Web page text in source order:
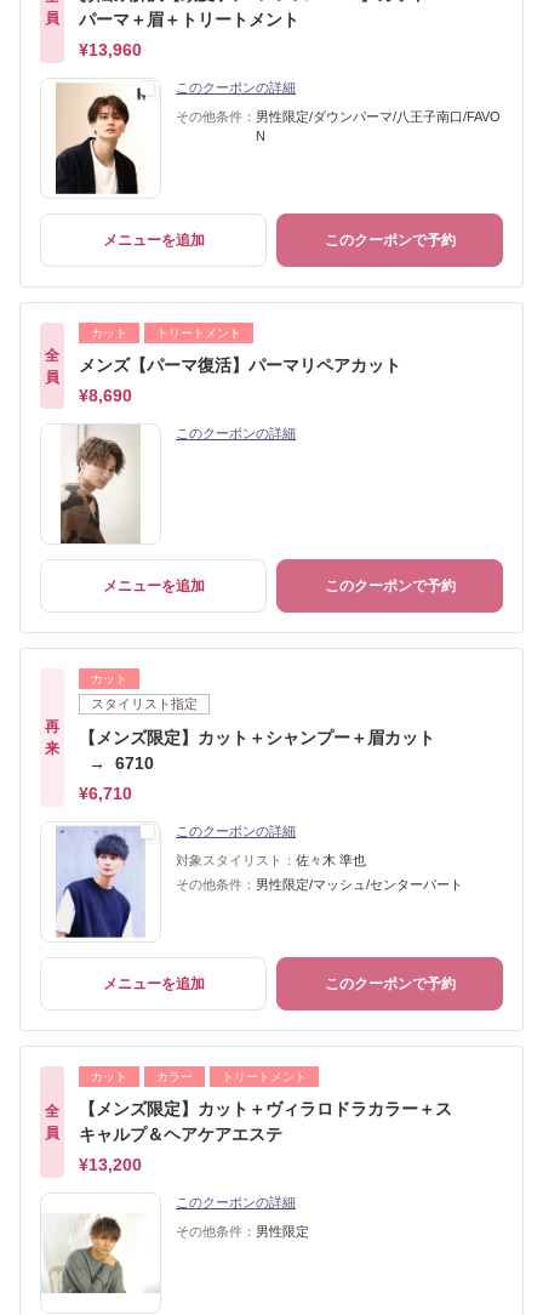
員
パーマ＋眉＋トリートメント
¥13,960
このクーポンの詳細
その他条件： 男性限定/ダウンパーマ/八王子南口/FAVO
N
メニューを追加 このクーポンで予約
全
員
カット トリートメント
メンズ【パーマ復活】パーマリペアカット
¥8,690
このクーポンの詳細
メニューを追加 このクーポンで予約
再
来
カット
スタイリスト指定
【メンズ限定】カット＋シャンプー＋眉カット
→ 6710
¥6,710
このクーポンの詳細
対象スタイリスト： 佐々木 準也
その他条件： 男性限定/マッシュ/センターパート
メニューを追加 このクーポンで予約
全
員
カット カラー トリートメント
【メンズ限定】カット＋ヴィラロドラカラー＋ス
キャルプ＆ヘアケアエステ
¥13,200
このクーポンの詳細
その他条件： 男性限定